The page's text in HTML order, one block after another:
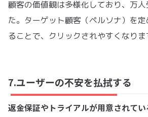
顧客の価値観は多様化しており、万
た。ターゲット顧客（ペルソナ）を
ることで、クリックされやすくなりま
7.ユーザーの不安を払拭する
返金保証やトライアルが用意されて